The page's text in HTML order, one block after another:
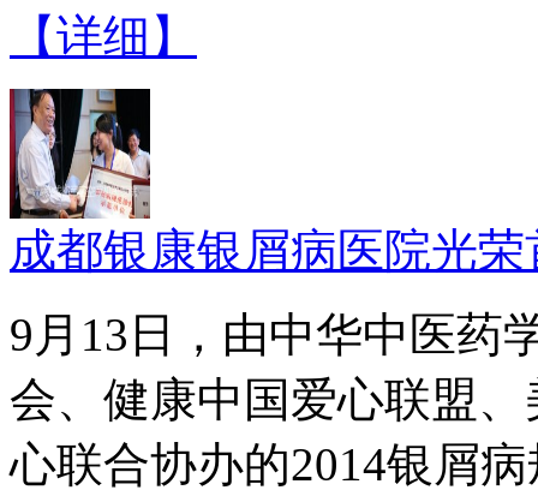
【详细】
成都银康银屑病医院光
9月13日，由中华中医药
会、健康中国爱心联盟
心联合协办的2014银屑